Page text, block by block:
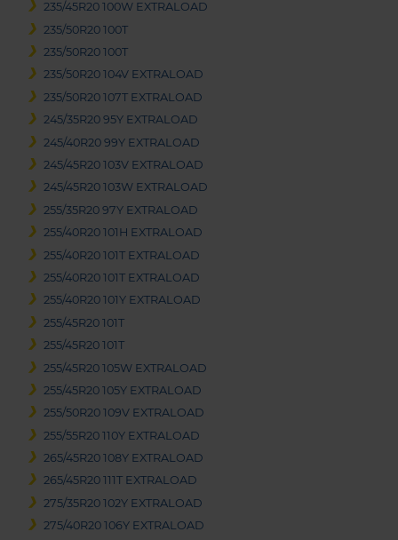
235/45R20 100W EXTRALOAD
235/50R20 100T
235/50R20 100T
235/50R20 104V EXTRALOAD
235/50R20 107T EXTRALOAD
245/35R20 95Y EXTRALOAD
245/40R20 99Y EXTRALOAD
245/45R20 103V EXTRALOAD
245/45R20 103W EXTRALOAD
255/35R20 97Y EXTRALOAD
255/40R20 101H EXTRALOAD
255/40R20 101T EXTRALOAD
255/40R20 101T EXTRALOAD
255/40R20 101Y EXTRALOAD
255/45R20 101T
255/45R20 101T
255/45R20 105W EXTRALOAD
255/45R20 105Y EXTRALOAD
255/50R20 109V EXTRALOAD
255/55R20 110Y EXTRALOAD
265/45R20 108Y EXTRALOAD
265/45R20 111T EXTRALOAD
275/35R20 102Y EXTRALOAD
275/40R20 106Y EXTRALOAD